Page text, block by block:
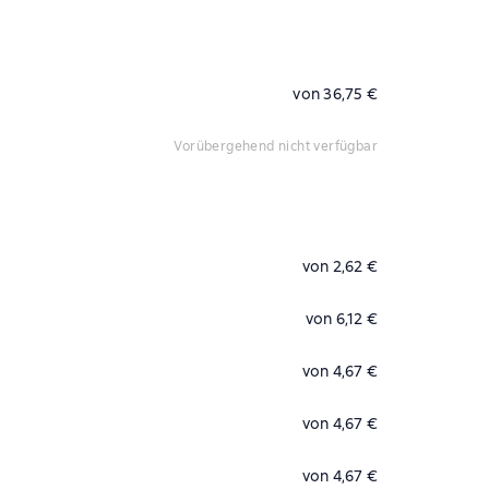
von 36,75 €
vorübergehend nicht verfügbar
von 2,62 €
von 6,12 €
von 4,67 €
von 4,67 €
von 4,67 €